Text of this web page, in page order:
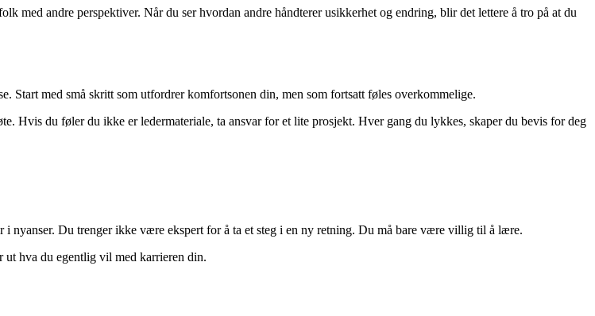
med andre perspektiver. Når du ser hvordan andre håndterer usikkerhet og endring, blir det lettere å tro på at du
Start med små skritt som utfordrer komfortsonen din, men som fortsatt føles overkommelige.
Hvis du føler du ikke er ledermateriale, ta ansvar for et lite prosjekt. Hver gang du lykkes, skaper du bevis for deg
Du trenger ikke være ekspert for å ta et steg i en ny retning. Du må bare være villig til å lære.
ut hva du egentlig vil med karrieren din.